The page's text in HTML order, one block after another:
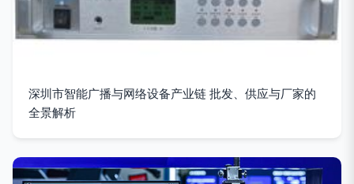
深圳市智能广播与网络设备产业链 批发、供应与厂家的
全景解析